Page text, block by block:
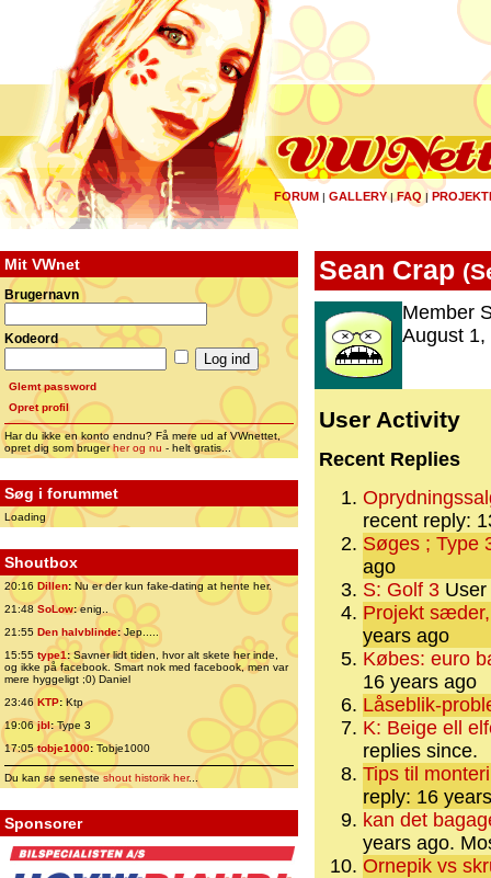
FORUM | GALLERY|FAQ |
Mit VWnet
Brugernavn
Kodeord
Glemt password
Opret profil
Har du ikke en konto endnu? Få mere ud af VWnettet,
opret dig som brugerher og nu - helt gratis...
Søg i forummet
Loading
Shoutbox
20:16 Dillen: Nu er der kun fake-dating at hente her.
21:48 SoLow:enig..
21:55 Den halvblinde:Jep.....
15:55 type1:Savner lidt tiden, hvor alt skete her inde,
og ikke på facebook. Smart nok med facebook, men var
mere hyggeligt ;0) Daniel
23:46 KTP:Ktp
19:06jbl:Type 3
17:05tobje1000: Tobje1000
Du kan se senesteshout historik her...
Sponsorer
Sean Crap (
Member
August 1,
User Activity
Recent Replies
recent reply:
Søges ; Type
ago
S: Golf 3
Projekt
years ago
Købes: euro
16 years ago
Låseblik-
K: Beige ell
replies since.
Tips til
reply: 16
kan det
years ago.
Ornepik vs